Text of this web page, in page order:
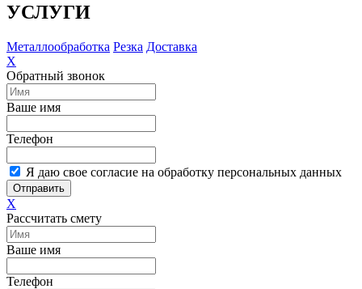
УСЛУГИ
Металлообработка Резка Доставка
X
Обратный звонок
Ваше имя
Телефон
Я даю свое согласие на обработку персональных данных
Отправить
X
Рассчитать смету
Ваше имя
Телефон